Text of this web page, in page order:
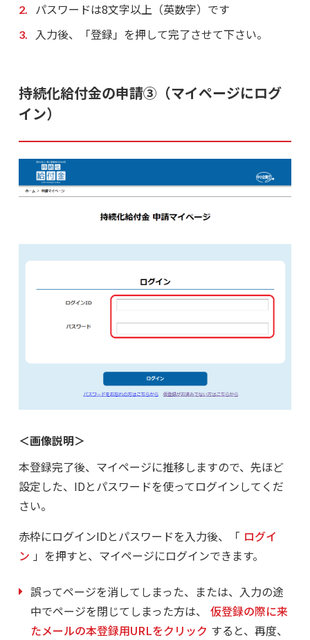
パスワードは8文字以上（英数字）です
入力後、「登録」を押して完了させて下さい。
持続化給付金の申請③（マイページにログ
イン）
＜画像説明＞
本登録完了後、マイページに推移しますので、先ほど
設定した、IDとパスワードを使ってログインしてくだ
さい。
赤枠にログインIDとパスワードを入力後、「 ログイ
ン 」を押すと、マイページにログインできます。
誤ってページを消してしまった、または、入力の途
中でページを閉じてしまった方は、
仮登録の際に来
たメールの本登録用URLをクリック すると、再度、